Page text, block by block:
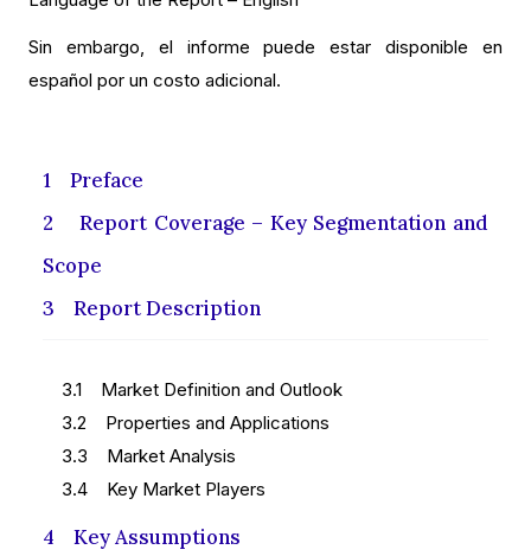
Sin embargo, el informe puede estar disponible en
español por un costo adicional.
1 Preface
2 Report Coverage – Key Segmentation and
Scope
3 Report Description
3.1 Market Definition and Outlook
3.2 Properties and Applications
3.3 Market Analysis
3.4 Key Market Players
4 Key Assumptions